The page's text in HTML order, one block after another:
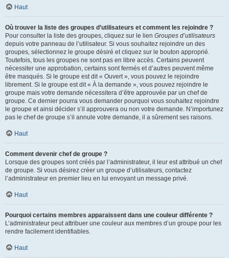
Haut
Où trouver la liste des groupes d’utilisateurs et comment les rejoindre ?
Pour consulter la liste des groupes, cliquez sur le lien Groupes d’utilisateurs
depuis votre panneau de l’utilisateur. Si vous souhaitez rejoindre un des
groupes, sélectionnez le groupe désiré et cliquez sur le bouton approprié.
Toutefois, tous les groupes ne sont pas en libre accès. Certains peuvent
nécessiter une approbation, certains sont fermés et d’autres peuvent même
être masqués. Si le groupe est dit « Ouvert », vous pouvez le rejoindre
librement. Si le groupe est dit « À la demande », vous pouvez rejoindre le
groupe mais votre demande nécessitera d’être approuvée par un chef de
groupe. Ce dernier pourra vous demander pourquoi vous souhaitez rejoindre
le groupe et ainsi décider s’il approuvera ou non votre demande. N’importunez
pas le chef de groupe s’il annule votre demande, il a sûrement ses raisons.
Haut
Comment devenir chef de groupe ?
Lorsque des groupes sont créés par l’administrateur, il leur est attribué un chef
de groupe. Si vous désirez créer un groupe d’utilisateurs, contactez
l’administrateur en premier lieu en lui envoyant un message privé.
Haut
Pourquoi certains membres apparaissent dans une couleur différente ?
L’administrateur peut attribuer une couleur aux membres d’un groupe pour les
rendre facilement identifiables.
Haut